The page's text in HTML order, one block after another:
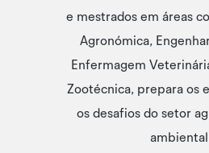
e mestrados em áreas
Agronómica,
Enfermagem
Zootécnica, prepara os
os desafios do setor
Já conheces o
Podes descarregar e